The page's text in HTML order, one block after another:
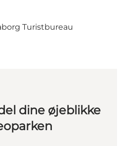
Turistbureau
dine øjeblikke